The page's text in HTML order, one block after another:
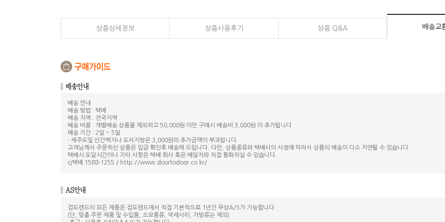
상품상세정보 상품사용후기 상품 Q&A 배송교
배송 안내
배송 방법 : 택배
배송 지역 : 전국지역
배송 비용 : 개별배송 상품을 제외하고 50,000원 미만 구매시 배송비 3,000원 이 추가됩니다
배송 기간 : 2일 ~ 5일
- 제주도및 산간벽지나 도서지방은 3,000원의 추가금액이 부과됩니다.
고객님께서 주문하신 상품은 입금 확인후 배송해 드립니다. 다만, 상품종류와 택배사의 사정에 따라서 상품의 배송이 다소 지연될 수 있습니다.
택배시 도달시간이나 기타 사항은 택배 회사 혹은 배달자와 직접 통화하실 수 있습니다.
cj택배 1588-1255 / http://www.doortodoor.co.kr/
검도랜드의 모든 제품은 검도랜드에서 직접 기본적으로 1년간 무상A/S가 가능합니다.
(단, 맞춤 주문 제품 및 수입품, 소모품류, 악세사리, 가방류는 제외)